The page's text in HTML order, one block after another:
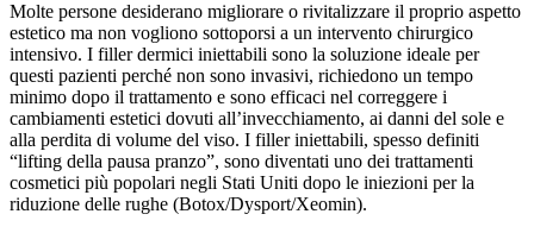
Molte persone desiderano migliorare o rivitalizzare il proprio aspetto
estetico ma non vogliono sottoporsi a un intervento chirurgico
intensivo. I filler dermici iniettabili sono la soluzione ideale per
questi pazienti perché non sono invasivi, richiedono un tempo
minimo dopo il trattamento e sono efficaci nel correggere i
cambiamenti estetici dovuti all’invecchiamento, ai danni del sole e
alla perdita di volume del viso. I filler iniettabili, spesso definiti
“lifting della pausa pranzo”, sono diventati uno dei trattamenti
cosmetici più popolari negli Stati Uniti dopo le iniezioni per la
riduzione delle rughe (Botox/Dysport/Xeomin).